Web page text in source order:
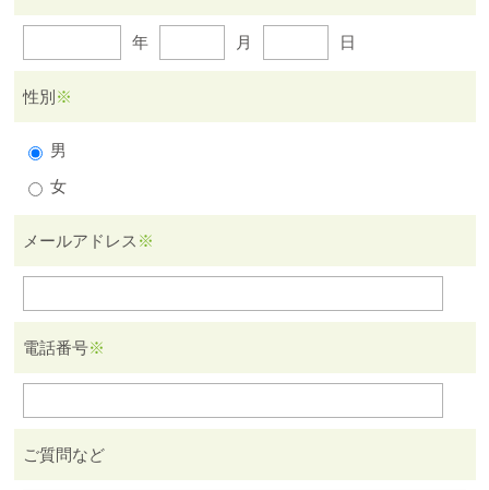
年 月 日
性別 ※
男
女
メールアドレス ※
電話番号※
ご質問など